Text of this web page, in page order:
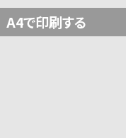
A4で印刷する